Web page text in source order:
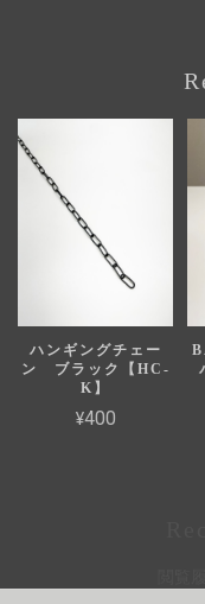
ハンギングチェー
ン ブラック【HC-
K】
¥400